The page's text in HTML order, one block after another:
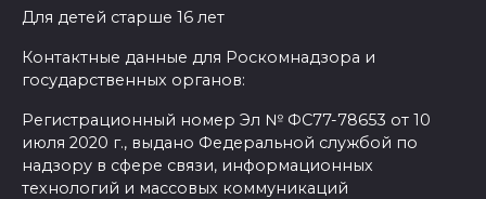
Для детей старше 16 лет
Контактные данные для Роскомнадзора и
государственных органов:
Регистрационный номер Эл № ФС77-78653 от 10
июля 2020 г., выдано Федеральной службой по
надзору в сфере связи, информационных
технологий и массовых коммуникаций